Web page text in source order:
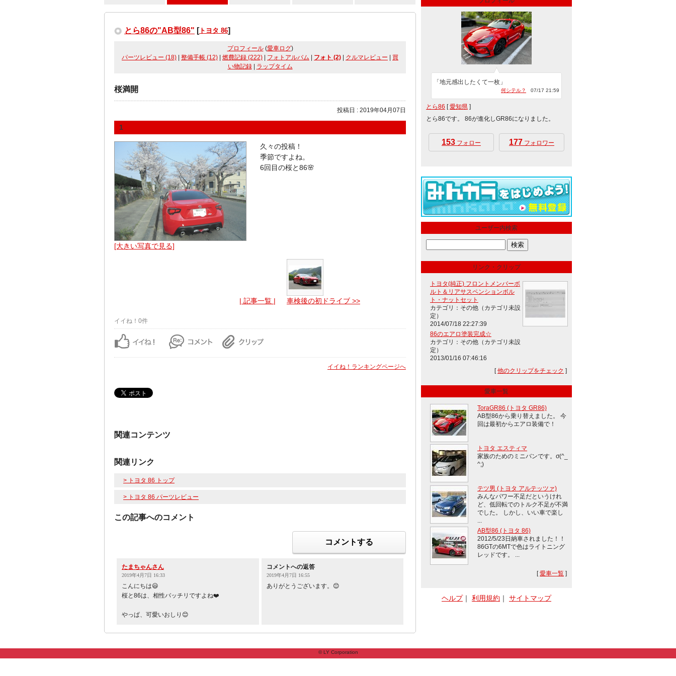
とら86の"AB型86" [ トヨタ 86]
プロフィール(愛車ログ)
パーツレビュー (18)
整備手帳 (12) 燃費記録 (222) フォトアルバム フォト (2) クルマレビュー
買
い物記録| ラップタイム
桜満開
投稿日 : 2019年04月07日
1
[大きい写真で見る]
久々の投稿！
季節ですよね。
6回目の桜と86🌸
| 記事一覧 | 車検後の初ドライブ >>
イイね！0件
イイね！ランキングページへ
関連コンテンツ
関連リンク
> トヨタ 86 トップ
> トヨタ 86 パーツレビュー
この記事へのコメント
コメントする
たまちゃんさん
2019年4月7日 16:33
こんにちは😃
桜と86は、相性バッチリですよね❤️
やっぱ、可愛いおしり😊
コメントへの返答
2019年4月7日 16:55
ありがとうございます。😊
「地元感出したくて一枚」
何シテル？ 07/17 21:59
とら86 [愛知県 ]
とら86です。 86が進化しGR86になりました。
153 フォロー 177 フォロワー
ユーザー内検索
リンク・クリップ
トヨタ(純正) フロントメンバーボ
ルト＆リアサスペンションボル
ト・ナットセット
カテゴリ：その他（カテゴリ未設
定）
2014/07/18 22:27:39
86のエアロ塗装完成☆
カテゴリ：その他（カテゴリ未設
定）
2013/01/16 07:46:16
[他のクリップをチェック ]
愛車一覧
ToraGR86 (トヨタ GR86)
AB型86から乗り替えました。 今
回は最初からエアロ装備で！
トヨタ エスティマ
家族のためのミニバンです。σ(^_
^;)
テツ男 (トヨタ アルテッツァ)
みんなパワー不足だというけれ
ど、低回転でのトルク不足が不満
でした。 しかし、いい車で楽し
...
AB型86 (トヨタ 86)
2012/5/23日納車されました！！
86GTの6MTで色はライトニング
レッドです。 ...
[愛車一覧 ]
ヘルプ｜ 利用規約 ｜ サイトマップ
© LY Corporation